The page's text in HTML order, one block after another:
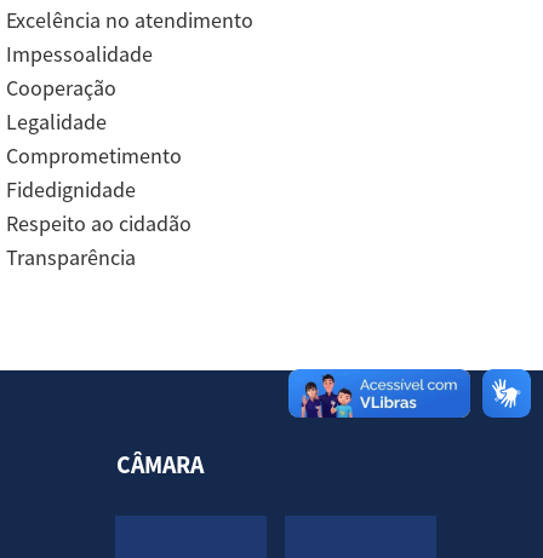
Excelência no atendimento
Impessoalidade
Cooperação
Legalidade
Comprometimento
Fidedignidade
Respeito ao cidadão
Transparência
CÂMARA